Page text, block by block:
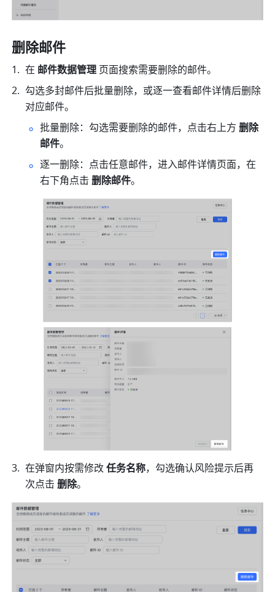
删除邮件
在 邮件数据管理 页面搜索需要删除的邮件。
勾选多封邮件后批量删除，或逐一查看邮件详情后删除
对应邮件。
批量删除：勾选需要删除的邮件，点击右上方 删除
邮件。
逐一删除：点击任意邮件，进入邮件详情页面，在
右下角点击 删除邮件。
在弹窗内按需修改 任务名称，勾选确认风险提示后再
次点击 删除。